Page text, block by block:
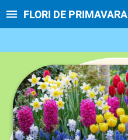
FLORI DE PRIMAVARA